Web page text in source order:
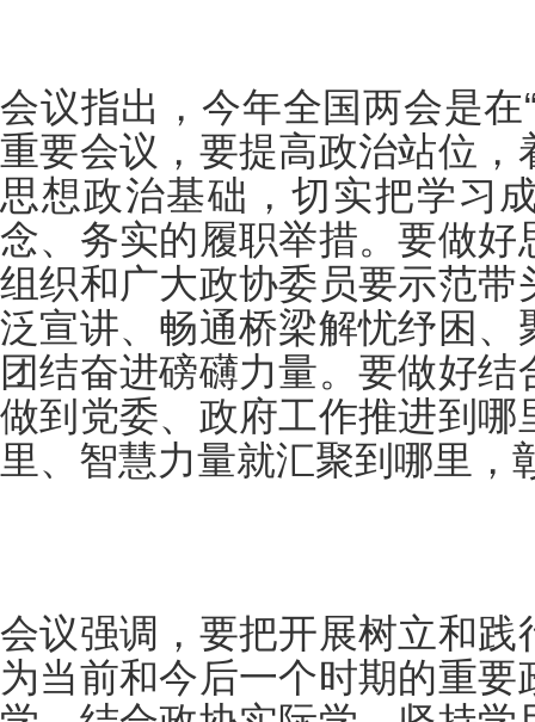
会议指出，今年全国两会是在
重要会议，要提高政治站位
思想政治基础，切实把学习
念、务实的履职举措。要做
组织和广大政协委员要示范
泛宣讲、畅通桥梁解忧纾困
团结奋进磅礴力量。要做好
做到党委、政府工作推进到
里、智慧力量就汇聚到哪里，
会议强调，要把开展树立和
为当前和今后一个时期的重